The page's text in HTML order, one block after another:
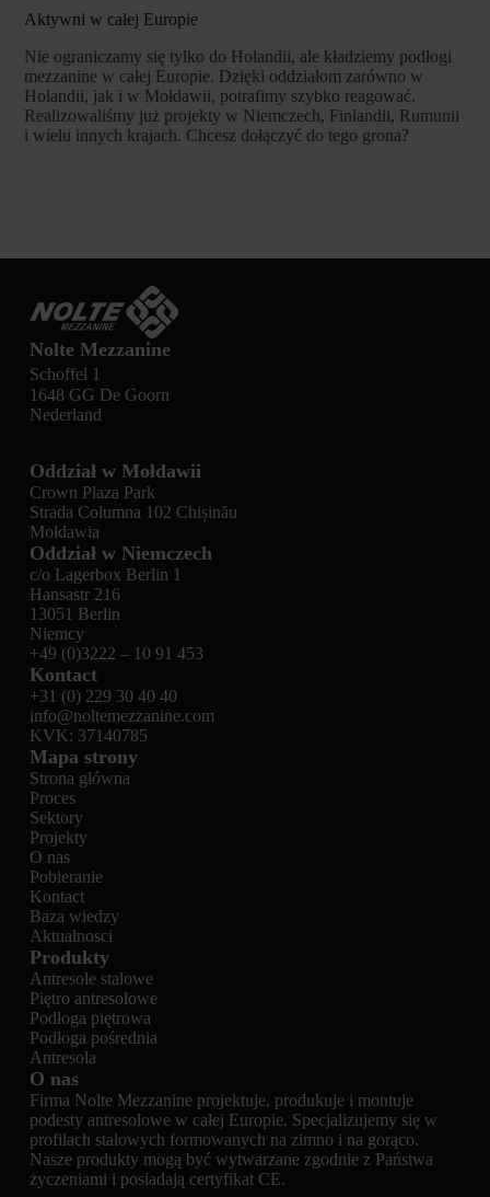
Aktywni w całej Europie
Nie ograniczamy się tylko do Holandii, ale kładziemy podłogi
mezzanine w całej Europie. Dzięki oddziałom zarówno w
Holandii, jak i w Mołdawii, potrafimy szybko reagować.
Realizowaliśmy już projekty w Niemczech, Finlandii, Rumunii
i wielu innych krajach. Chcesz dołączyć do tego grona?
Nolte Mezzanine
Schoffel 1
1648 GG De Goorn
Nederland
Oddział w Mołdawii
Crown Plaza Park
Strada Columna 102 Chișinău
Mołdawia
Mapa strony
Strona główna
Proces
Sektory
Projekty
O nas
Pobieranie
Kontact
Baza wiedzy
Aktualnosci
Produkty
Antresole stalowe
Piętro antresolowe
Podłoga piętrowa
Podłoga pośrednia
Antresola
O nas
Firma Nolte Mezzanine projektuje, produkuje i montuje
podesty antresolowe w całej Europie. Specjalizujemy się w
profilach stalowych formowanych na zimno i na gorąco.
Nasze produkty mogą być wytwarzane zgodnie z Państwa
życzeniami i posiadają certyfikat CE.
Oddział w Niemczech
c/o Lagerbox Berlin 1
Hansastr 216
13051 Berlin
Niemcy
+49 (0)3222 – 10 91 453
Kontact
+31 (0) 229 30 40 40
info@noltemezzanine.com
KVK: 37140785